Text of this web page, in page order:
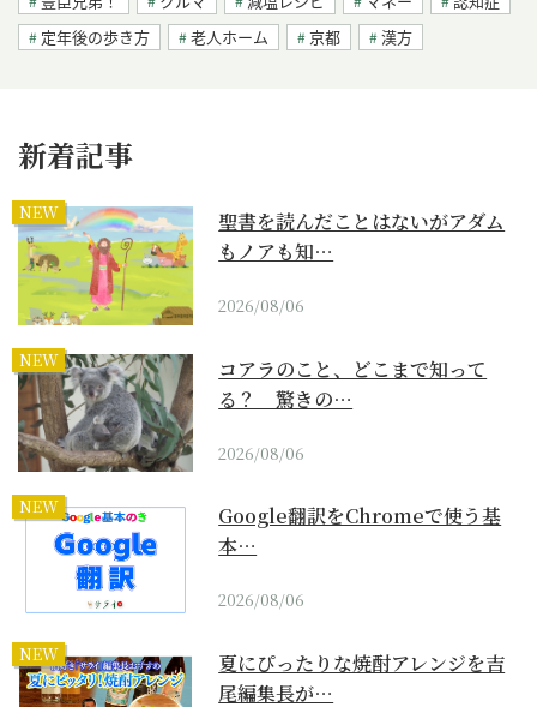
定年後の歩き方
老人ホーム 京都 漢方
新着記事
NEW
聖書を読んだことはないがアダム
もノアも知…
2026/08/06
NEW
コアラのこと、どこまで知って
る？ 驚きの…
2026/08/06
NEW
Google翻訳をChromeで使う基
本…
2026/08/06
NEW
夏にぴったりな焼酎アレンジを吉
尾編集長が…